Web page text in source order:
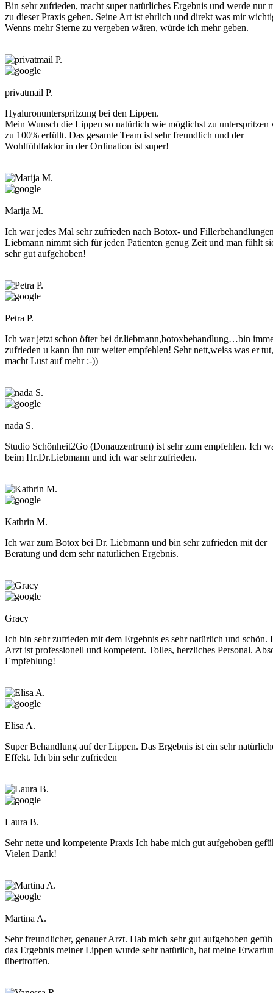
Bin sehr zufrieden, macht super natürliches Ergebnis und werde nur
zu dieser Praxis gehen. Seine Art ist ehrlich und direkt was mir
Wenns mehr Sterne zu vergeben wären, würde ich mehr geben.
privatmail P.
Hyaluronunterspritzung bei den Lippen.
Mein Wunsch die Lippen so natürlich wie möglichst zu unterspritzen
zu 100% erfüllt. Das gesamte Team ist sehr freundlich und der
Wohlfühlfaktor in der Ordination ist super!
Marija M.
Ich war jedes Mal sehr zufrieden nach Botox- und
Liebmann nimmt sich für jeden Patienten genug Zeit und man fühlt
sehr gut aufgehoben!
Petra P.
Ich war jetzt schon öfter bei dr.liebmann,botoxbehandlung…bin
zufrieden u kann ihn nur weiter empfehlen! Sehr nett,weiss was er
macht Lust auf mehr :-))
nada S.
Studio Schönheit2Go (Donauzentrum) ist sehr zum empfehlen. Ich
beim Hr.Dr.Liebmann und ich war sehr zufrieden.
Kathrin M.
Ich war zum Botox bei Dr. Liebmann und bin sehr zufrieden mit der
Beratung und dem sehr natürlichen Ergebnis.
Gracy
Ich bin sehr zufrieden mit dem Ergebnis es sehr natürlich und schön.
Arzt ist professionell und kompetent. Tolles, herzliches Personal.
Empfehlung!
Elisa A.
Super Behandlung auf der Lippen. Das Ergebnis ist ein sehr
Effekt. Ich bin sehr zufrieden
Laura B.
Sehr nette und kompetente Praxis Ich habe mich gut aufgehoben
Vielen Dank!
Martina A.
Sehr freundlicher, genauer Arzt. Hab mich sehr gut aufgehoben
das Ergebnis meiner Lippen wurde sehr natürlich, hat meine
übertroffen.